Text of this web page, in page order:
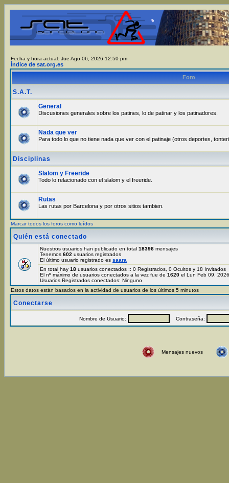
Fecha y hora actual: Jue Ago 06, 2026 12:50 pm
Índice de sat.org.es
Foro
S.A.T.
General
Discusiones generales sobre los patines, lo de patinar y los patinadores.
Nada que ver
Para todo lo que no tiene nada que ver con el patinaje (otros deportes,
Disciplinas
Slalom y Freeride
Todo lo relacionado con el slalom y el freeride.
Rutas
Las rutas por Barcelona y por otros sitios tambien.
Marcar todos los foros como leídos
Quién está conectado
Nuestros usuarios han publicado en total 18396 mensajes
Tenemos 602 usuarios registrados
El último usuario registrado es saara
En total hay 18 usuarios conectados :: 0 Registrados, 0 Ocultos y 18
El nº máximo de usuarios conectados a la vez fue de 1620 el Lun Feb 09,
Usuarios Registrados conectados: Ninguno
Estos datos están basados en la actividad de usuarios de los últimos 5 minutos
Conectarse
Nombre de Usuario: Contraseña:
Mensajes nuevos